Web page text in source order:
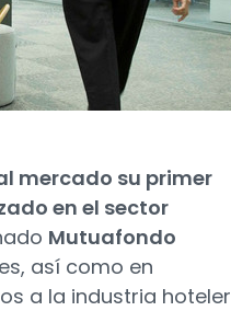
mercado su primer
en el sector
Mutuafondo
así como en
a la industria